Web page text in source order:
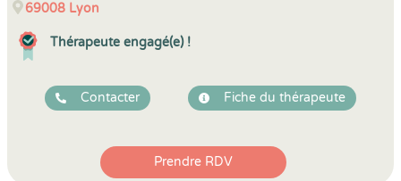
69008 Lyon
Thérapeute engagé(e) !
Contacter Fiche du thérapeute
Prendre RDV